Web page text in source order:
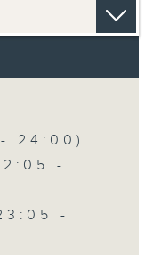
24:00)
-
-